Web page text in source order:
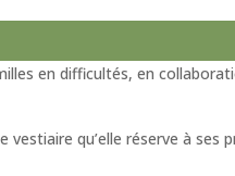
en difficultés, en
qu’elle réserve à ses